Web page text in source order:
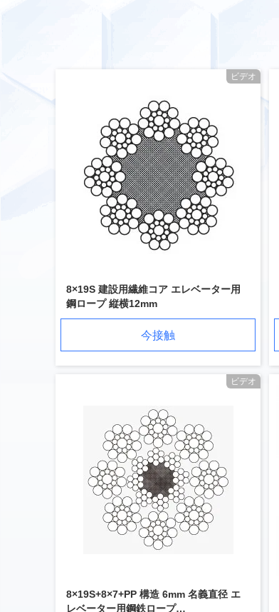
ビデオ
8×19S 建設用繊維コア エレベーター用
鋼ロープ 縦横12mm
今接触
ビデオ
8×19S+8×7+PP 構造 6mm 名義直径 エ
レベーター用鋼鉄ロープ